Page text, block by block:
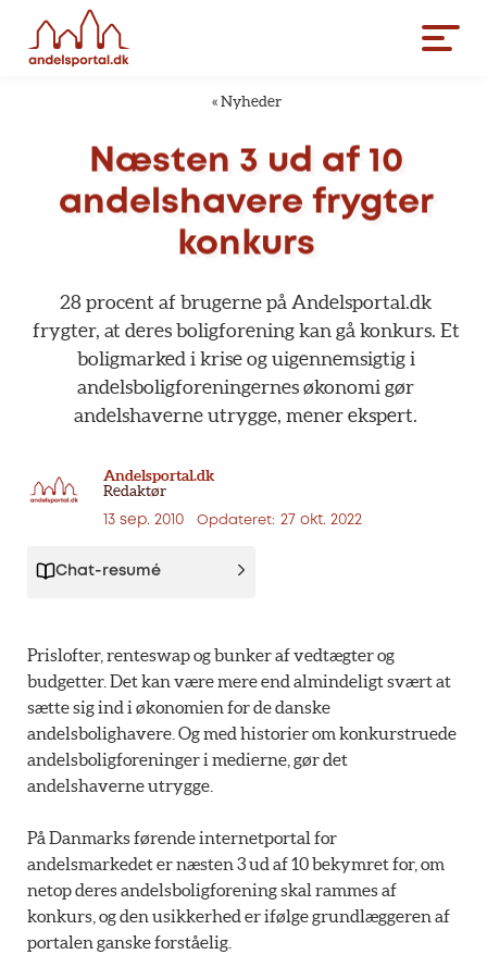
« Nyheder
Næsten 3 ud af 10
andelshavere frygter
konkurs
28 procent af brugerne på Andelsportal.dk
frygter, at deres boligforening kan gå konkurs. Et
boligmarked i krise og uigennemsigtig i
andelsboligforeningernes økonomi gør
andelshaverne utrygge, mener ekspert.
Andelsportal.dk
Redaktør
13 sep. 2010 Opdateret: 27 okt. 2022
Chat-resumé
Prislofter, renteswap og bunker af vedtægter og
budgetter. Det kan være mere end almindeligt svært at
sætte sig ind i økonomien for de danske
andelsbolighavere. Og med historier om konkurstruede
andelsboligforeninger i medierne, gør det
andelshaverne utrygge.
På Danmarks førende internetportal for
andelsmarkedet er næsten 3 ud af 10 bekymret for, om
netop deres andelsboligforening skal rammes af
konkurs, og den usikkerhed er ifølge grundlæggeren af
portalen ganske forståelig.